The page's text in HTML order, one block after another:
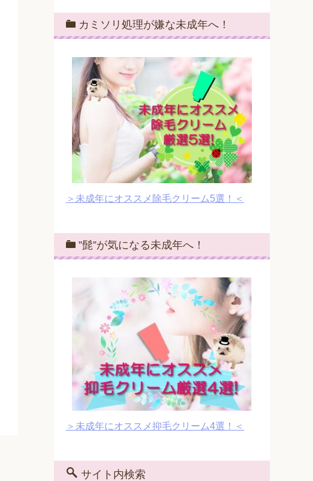
カミソリ処理が嫌な未成年へ！
＞未成年にオススメ除毛クリーム5選！＜
”髭”が気になる未成年へ！
＞未成年にオススメ抑毛クリーム4選！＜
サイト内検索